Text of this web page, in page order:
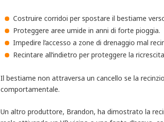
Costruire corridoi per spostare il bestiame
Proteggere aree umide in anni di forte pioggia.
Impedire l’accesso a zone di drenaggio mal
Recintare all’indietro per proteggere la
Il bestiame non attraversa un cancello se la
comportamentale.
Un altro produttore, Brandon, ha dimostrato la